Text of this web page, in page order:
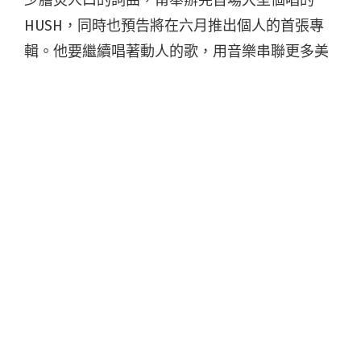
HUSH，同時也預告將在六月推出個人的首張專
輯。他要繼續唱著動人的歌，用音樂串聯更多美